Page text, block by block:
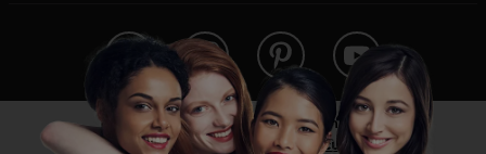
Vous n’êtes pas un professionnel ?
Visitez notre site pour les particuliers!